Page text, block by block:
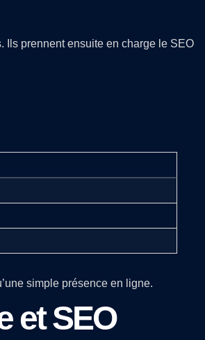
Ils prennent ensuite en charge le SEO
simple présence en ligne.
et SEO